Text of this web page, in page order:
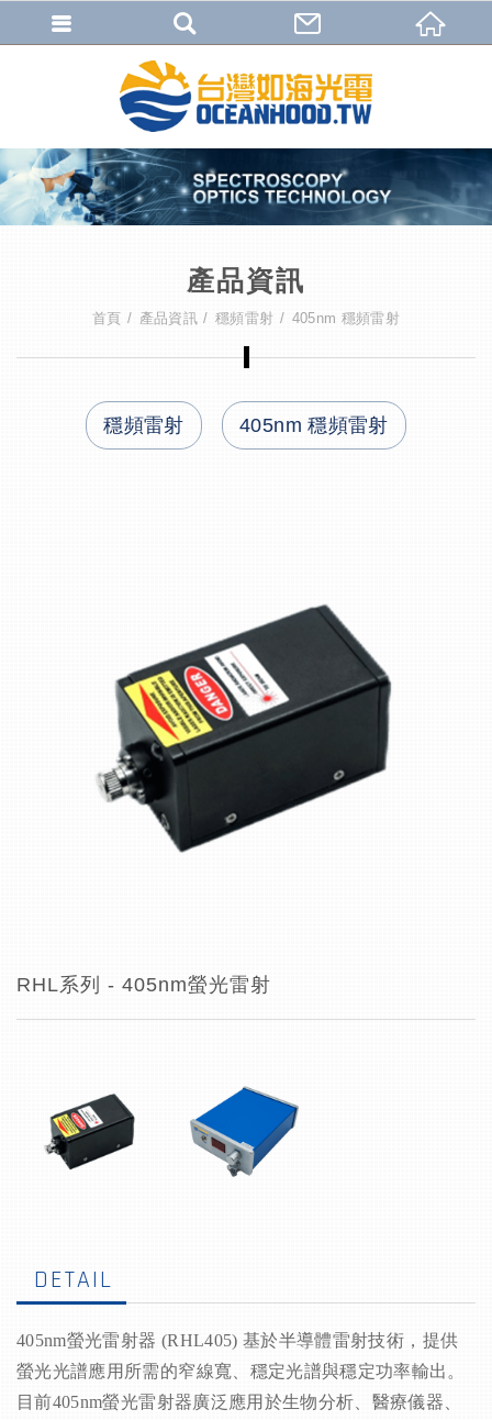
產品資訊
首頁 產品資訊 穩頻雷射 405nm 穩頻雷射
穩頻雷射 405nm 穩頻雷射
RHL系列 - 405nm螢光雷射
DETAIL
405nm螢光雷射器 (RHL405) 基於半導體雷射技術，提供
螢光光譜應用所需的窄線寬、穩定光譜與穩定功率輸出。
目前405nm螢光雷射器廣泛應用於生物分析、醫療儀器、